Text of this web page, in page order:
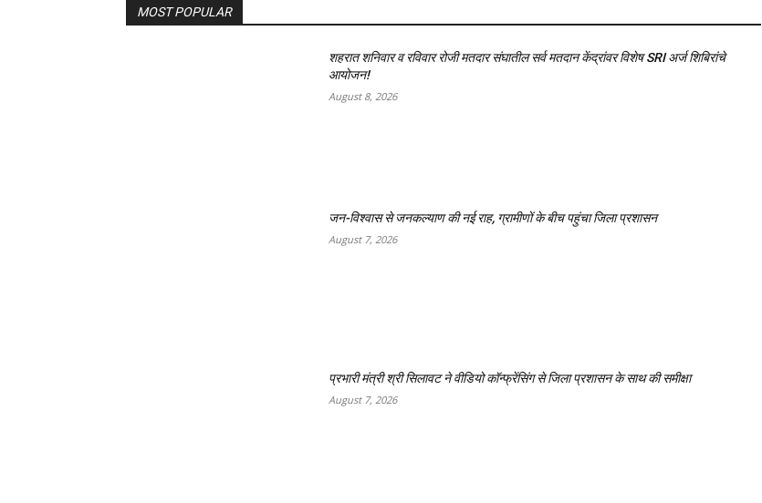
MOST POPULAR
शहरात शनिवार व रविवार रोजी मतदार संघातील सर्व मतदान केंद्रांवर विशेष SRI अर्ज शिबिरांचे
आयोजन!
August 8, 2026
जन-विश्वास से जनकल्याण की नई राह, ग्रामीणों के बीच पहुंचा जिला प्रशासन
August 7, 2026
प्रभारी मंत्री श्री सिलावट ने वीडियो कॉन्फ्रेंसिंग से जिला प्रशासन के साथ की समीक्षा
August 7, 2026